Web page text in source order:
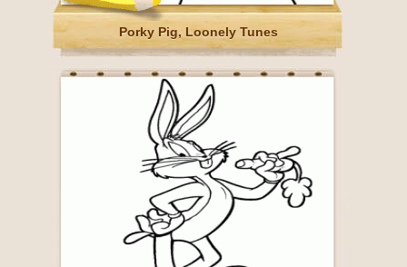
Porky Pig, Loonely Tunes